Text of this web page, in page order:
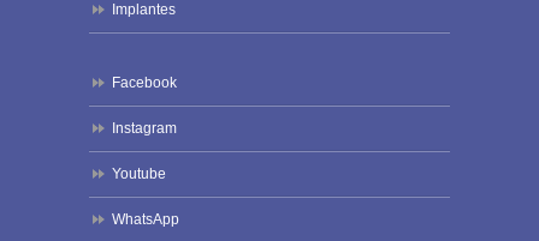
Implantes
Facebook
Instagram
Youtube
WhatsApp